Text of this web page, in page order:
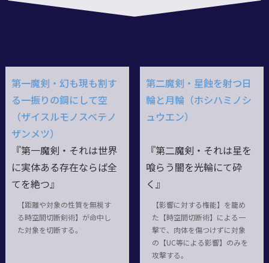
第一魔剣・幻も現も割す
る一振りの鋼にして空
（ザイスルモノスベテノ
ザンメツ）
『第一魔剣・それは世界
に実体ある存在ならば全
てを絶つ』
【距離や対象の性質を無視す
る時空間切断剣術】が命中し
た対象を切断する。
第二魔剣・星蝕を射つ日
輪と月輪（ホシハミノシ
ュウエン）
『第二魔剣・それは星を
喰らう闇を光輪にて砕
く』
【影響に対する権能】を籠め
た【時空間切断術】による一
撃で、肉体を傷つけずに対象
の【UC等による影響】のみを
攻撃する。